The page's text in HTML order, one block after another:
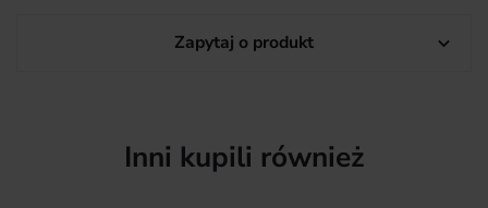
Zapytaj o produkt 
Inni kupili również